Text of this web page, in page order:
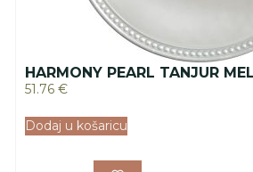
HARMONY PEARL TANJUR
51.76 €
Dodaj u košaricu